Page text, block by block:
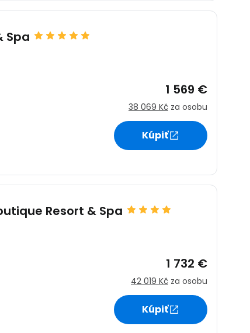
Spa
1 569 €
38 069 Kč za osobu
Kúpiť
Resort & Spa
1 732 €
42 019 Kč za osobu
Kúpiť